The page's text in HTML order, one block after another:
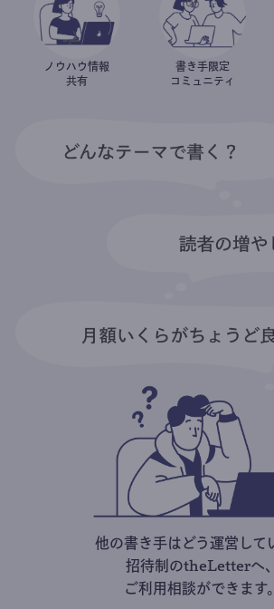
ノウハウ情報
共有
書き手限定
コミュニティ
他の書き手はどう運営して
招待制のtheLetterへ、
ご利用相談ができます。